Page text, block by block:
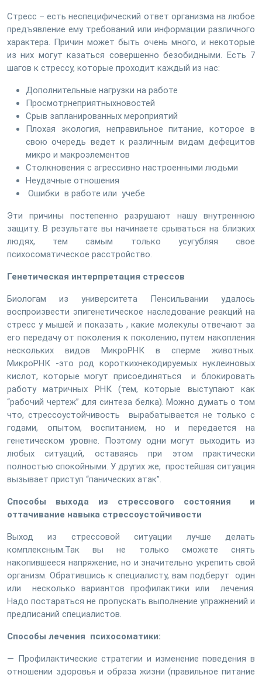
Стресс – есть неспецифический ответ организма на любое
предъявление ему требований или информации различного
характера. Причин может быть очень много, и некоторые
из них могут казаться совершенно безобидными. Есть 7
шагов к стрессу, которые проходит каждый из нас:
Дополнительные нагрузки на работе
Просмотрнеприятныхновостей
Срыв запланированных мероприятий
Плохая экология, неправильное питание, которое в
свою очередь ведет к различным видам дефецитов
микро и макроэлементов
Столкновения с агрессивно настроенными людьми
Неудачные отношения
Ошибки в работе или учебе
Эти причины постепенно разрушают нашу внутреннюю
защиту. В результате вы начинаете срываться на близких
людях, тем самым только усугубляя свое
психосоматическое расстройство.
Генетическая интерпретация стрессов
Биологам из университета Пенсильвании удалось
воспроизвести эпигенетическое наследование реакций на
стресс у мышей и показать , какие молекулы отвечают за
его передачу от поколения к поколению, путем накопления
нескольких видов МикроРНК в сперме животных.
МикроРНК -это род короткихнекодируемых нуклеиновых
кислот, которые могут присоединяться и блокировать
работу матричных РНК (тем, которые выступают как
“рабочий чертеж” для синтеза белка). Можно думать о том
что, стрессоустойчивость вырабатывается не только с
годами, опытом, воспитанием, но и передается на
генетическом уровне. Поэтому одни могут выходить из
любых ситуаций, оставаясь при этом практически
полностью спокойными. У других же, простейшая ситуация
вызывает приступ “панических атак”.
Способы выхода из стрессового состояния и
оттачивание навыка стрессоустойчивости
Выход из стрессовой ситуации лучше делать
комплексным.Так вы не только сможете снять
накопившееся напряжение, но и значительно укрепить свой
организм. Обратившись к специалисту, вам подберут один
или несколько вариантов профилактики или лечения.
Надо постараться не пропускать выполнение упражнений и
предписаний специалистов.
Способы лечения психосоматики:
— Профилактические стратегии и изменение поведения в
отношении здоровья и образа жизни (правильное питание